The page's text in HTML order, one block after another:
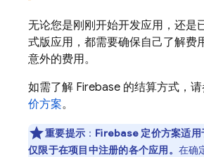
无论您是刚刚开始开发应用，还是
式版应用，都需要确保自己了解费
意外的费用。
如需了解 Firebase 的结算方式，请
价方案。
重要提示 ： Firebase 定价方案适用
仅限于在项目中注册的各个应用。 在确